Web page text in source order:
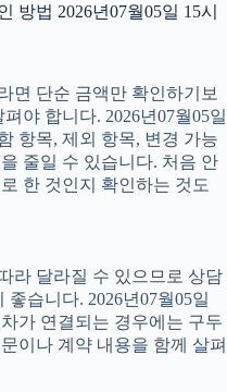
방법 2026년07월05일 15시
면 단순 금액만 확인하기보
야 합니다. 2026년07월05일
항목, 제외 항목, 변경 가능
줄일 수 있습니다. 처음 안
한 것인지 확인하는 것도
라 달라질 수 있으므로 상담
습니다. 2026년07월05일
가 연결되는 경우에는 구두
이나 계약 내용을 함께 살펴